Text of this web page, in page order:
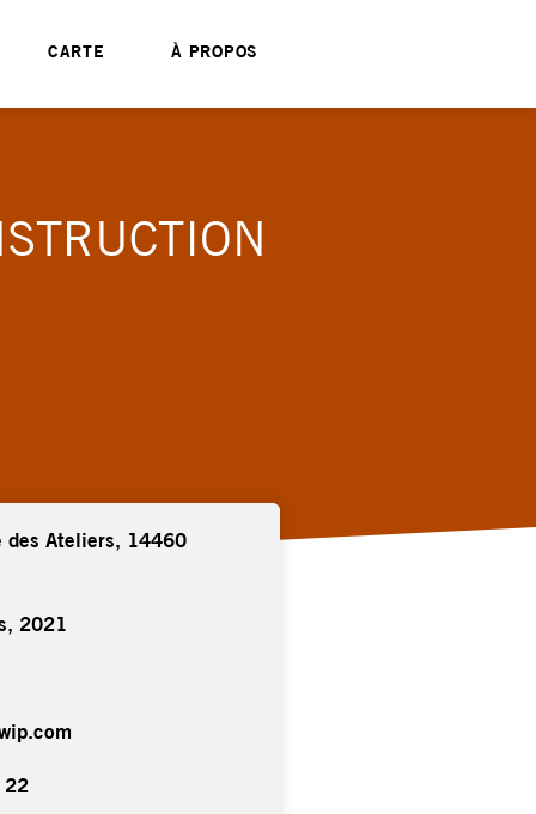
CARTE À PROPOS
des Ateliers, 14460
2021
22